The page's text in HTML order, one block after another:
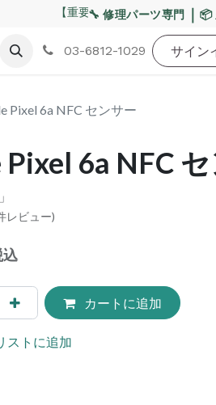
【重要】熊本地震・お盆期間の
🔧 修理パーツ専門 ｜ 📦
ゲーム機 バッテリー 工具・備
03-6812-1029 サイン
Pixel 6a NFC センサー
Pixel 6a NFC
」
レビュー)
込
カートに追加
ストに追加